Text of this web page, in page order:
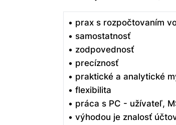
• prax s rozpočtovaním
• samostatnosť
• zodpovednosť
• precíznosť
• praktické a analytické
• flexibilita
• práca s PC - užívateľ,
• výhodou je znalosť